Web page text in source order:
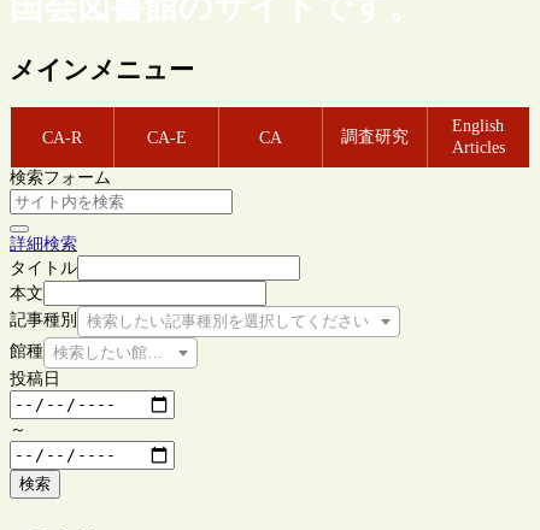
メインメニュー
CA-R CA-E CA 調査研究
English
Articles
検索フォーム
詳細検索
タイトル
本文
記事種別
検索したい記事種別を選択してください
館種 検索したい館種を選択してください
投稿日
～
検索